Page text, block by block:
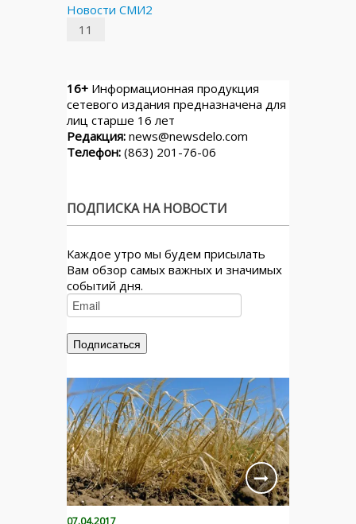
Новости СМИ2
11
16+ Информационная продукция
сетевого издания предназначена для
лиц старше 16 лет
Редакция: news@newsdelo.com
Телефон: (863) 201-76-06
ПОДПИСКА НА НОВОСТИ
Каждое утро мы будем присылать
Вам обзор самых важных и значимых
событий дня.
07.04.2017